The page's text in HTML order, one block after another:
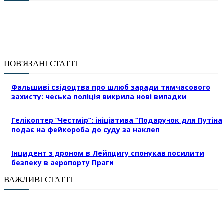
ПОВ'ЯЗАНІ СТАТТІ
Фальшиві свідоцтва про шлюб заради тимчасового
захисту: чеська поліція викрила нові випадки
Гелікоптер “Честмір”: ініціатива “Подарунок для
подає на фейкороба до суду за наклеп
Інцидент з дроном в Лейпцигу спонукав посилити
безпеку в аеропорту Праги
ВАЖЛИВІ СТАТТІ